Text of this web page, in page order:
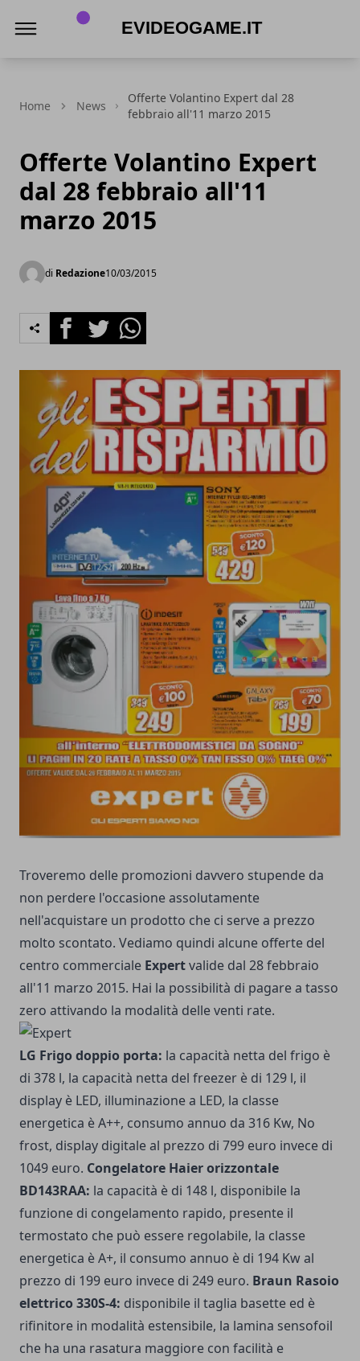
Home News
Offerte Volantino Expert dal 28
febbraio all'11 marzo 2015
Offerte Volantino Expert
dal 28 febbraio all'11
marzo 2015
di Redazione10/03/2015
FacebookTwitterWhatsapp
Troveremo delle promozioni davvero stupende da
non perdere l'occasione assolutamente
nell'acquistare un prodotto che ci serve a prezzo
molto scontato. Vediamo quindi alcune offerte del
centro commerciale Expertvalide dal 28 febbraio
all'11 marzo 2015. Hai la possibilità di pagare a tasso
zero attivando la modalità delle venti rate.
LG Frigo doppio porta: la capacità netta del frigo è
di 378 l, la capacità netta del freezer è di 129 l, il
display è LED, illuminazione a LED, la classe
energetica è A++, consumo annuo da 316 Kw, No
frost, display digitale al prezzo di 799 euro invece di
1049 euro. Congelatore Haier orizzontale
BD143RAA: la capacità è di 148 l, disponibile la
funzione di congelamento rapido, presente il
termostato che può essere regolabile, la classe
energetica è A+, il consumo annuo è di 194 Kw al
prezzo di 199 euro invece di 249 euro. Braun Rasoio
elettrico 330S-4: disponibile il taglia basette ed è
rifinitore in modalità estensibile, la lamina sensofoil
che ha una rasatura maggiore con facilità e